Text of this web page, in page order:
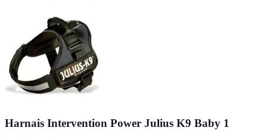
Harnais Intervention Power Julius K9 Baby 1